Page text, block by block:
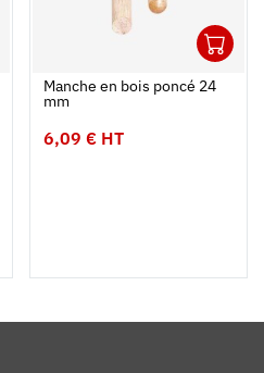
Ajouter au panier
Fermer Ouvrir
Manche en bois poncé 24
mm
6,09 € HT